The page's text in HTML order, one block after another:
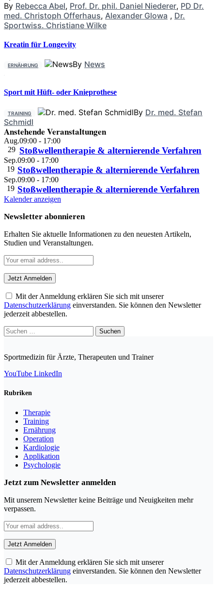
By Rebecca Abel, Prof. Dr. phil. Daniel Niederer, PD Dr.
med. Christoph Offerhaus, Alexander Glowa , Dr.
Sportwiss. Christiane Wilke
Kreatin für Longevity
ERNÄHRUNG By News
Sport mit Hüft- oder Knieprothese
TRAINING By Dr. med. Stefan
Schmidl
Anstehende Veranstaltungen
Aug.
29
09:00 - 17:00
Stoßwellentherapie & alternierende Verfahren
Sep.
19
09:00 - 17:00
Stoßwellentherapie & alternierende Verfahren
Sep.
19
09:00 - 17:00
Stoßwellentherapie & alternierende Verfahren
Kalender anzeigen
Newsletter abonnieren
Erhalten Sie aktuelle Informationen zu den neuesten Artikeln,
Studien und Veranstaltungen.
Mit der Anmeldung erklären Sie sich mit unserer
Datenschutzerklärung einverstanden. Sie können den Newsletter
jederzeit abbestellen.
Suchen
nach:
Sportmedizin für Ärzte, Therapeuten und Trainer
YouTube LinkedIn
Rubriken
Therapie
Training
Ernährung
Operation
Kardiologie
Applikation
Psychologie
Jetzt zum Newsletter anmelden
Mit unserem Newsletter keine Beiträge und Neuigkeiten mehr
verpassen.
Mit der Anmeldung erklären Sie sich mit unserer
Datenschutzerklärung einverstanden. Sie können den Newsletter
jederzeit abbestellen.